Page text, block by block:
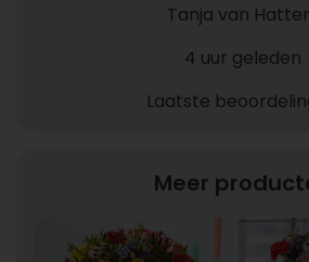
Tanja van
4 uur geleden
Laatste
Meer